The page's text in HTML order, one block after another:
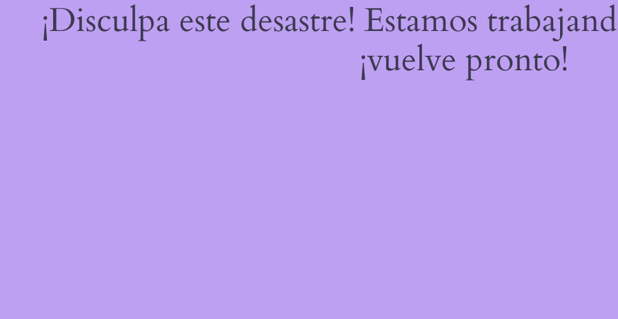
¡Disculpa este desastre! Estamos
¡vuelve pronto!